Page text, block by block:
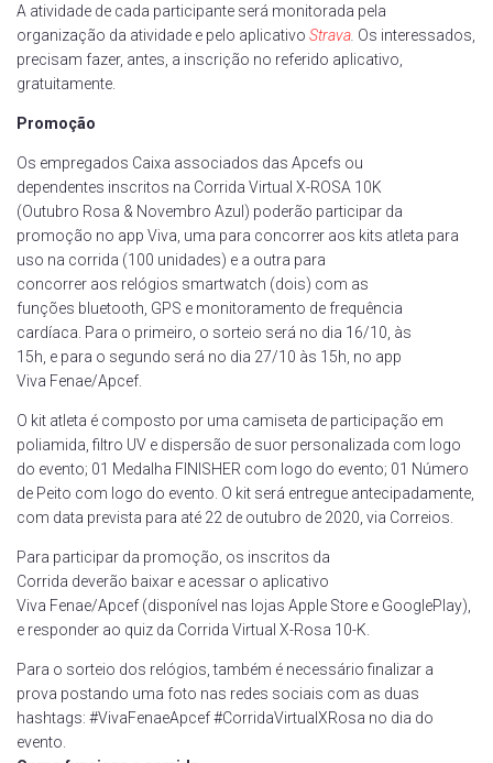
A atividade de cada participante será monitorada pela
organização da atividade e pelo aplicativo Strava Os interessados,
precisam fazer, antes, a inscrição no referido aplicativo,
gratuitamente.
Promoção
Os empregados Caixa associados das Apcefs ou
dependentes inscritos na Corrida Virtual X-ROSA 10K
(Outubro Rosa & Novembro Azul) poderão participar da
promoção no app Viva, uma para concorrer aos kits atleta para
uso na corrida (100 unidades) e a outra para
concorrer aos relógios smartwatch (dois) com as
funções bluetooth, GPS e monitoramento de frequência
cardíaca. Para o primeiro, o sorteio será no dia 16/10, às
15h, e para o segundo será no dia 27/10 às 15h, no app
Viva Fenae/Apcef.
O kit atleta é composto por uma camiseta de participação em
poliamida, filtro UV e dispersão de suor personalizada com logo
do evento; 01 Medalha FINISHER com logo do evento; 01 Número
de Peito com logo do evento. O kit será entregue antecipadamente,
com data prevista para até 22 de outubro de 2020, via Correios.
Para participar da promoção, os inscritos da
Corrida deverão baixar e acessar o aplicativo
Viva Fenae/Apcef (disponível nas lojas Apple Store e GooglePlay),
e responder ao quiz da Corrida Virtual X-Rosa 10-K.
Para o sorteio dos relógios, também é necessário finalizar a
prova postando uma foto nas redes sociais com as duas
hashtags: #VivaFenaeApcef #CorridaVirtualXRosa no dia do
evento.